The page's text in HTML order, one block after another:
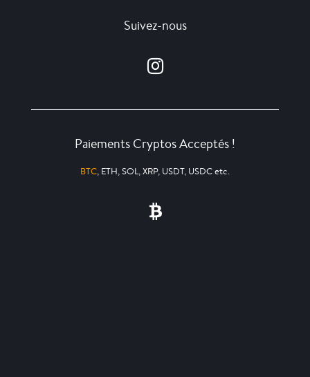
Suivez-nous
Paiements Cryptos Acceptés !
BTC, ETH, SOL, XRP, USDT, USDC etc.